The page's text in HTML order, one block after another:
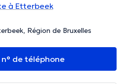
à Etterbeek
Région de Bruxelles
n° de téléphone